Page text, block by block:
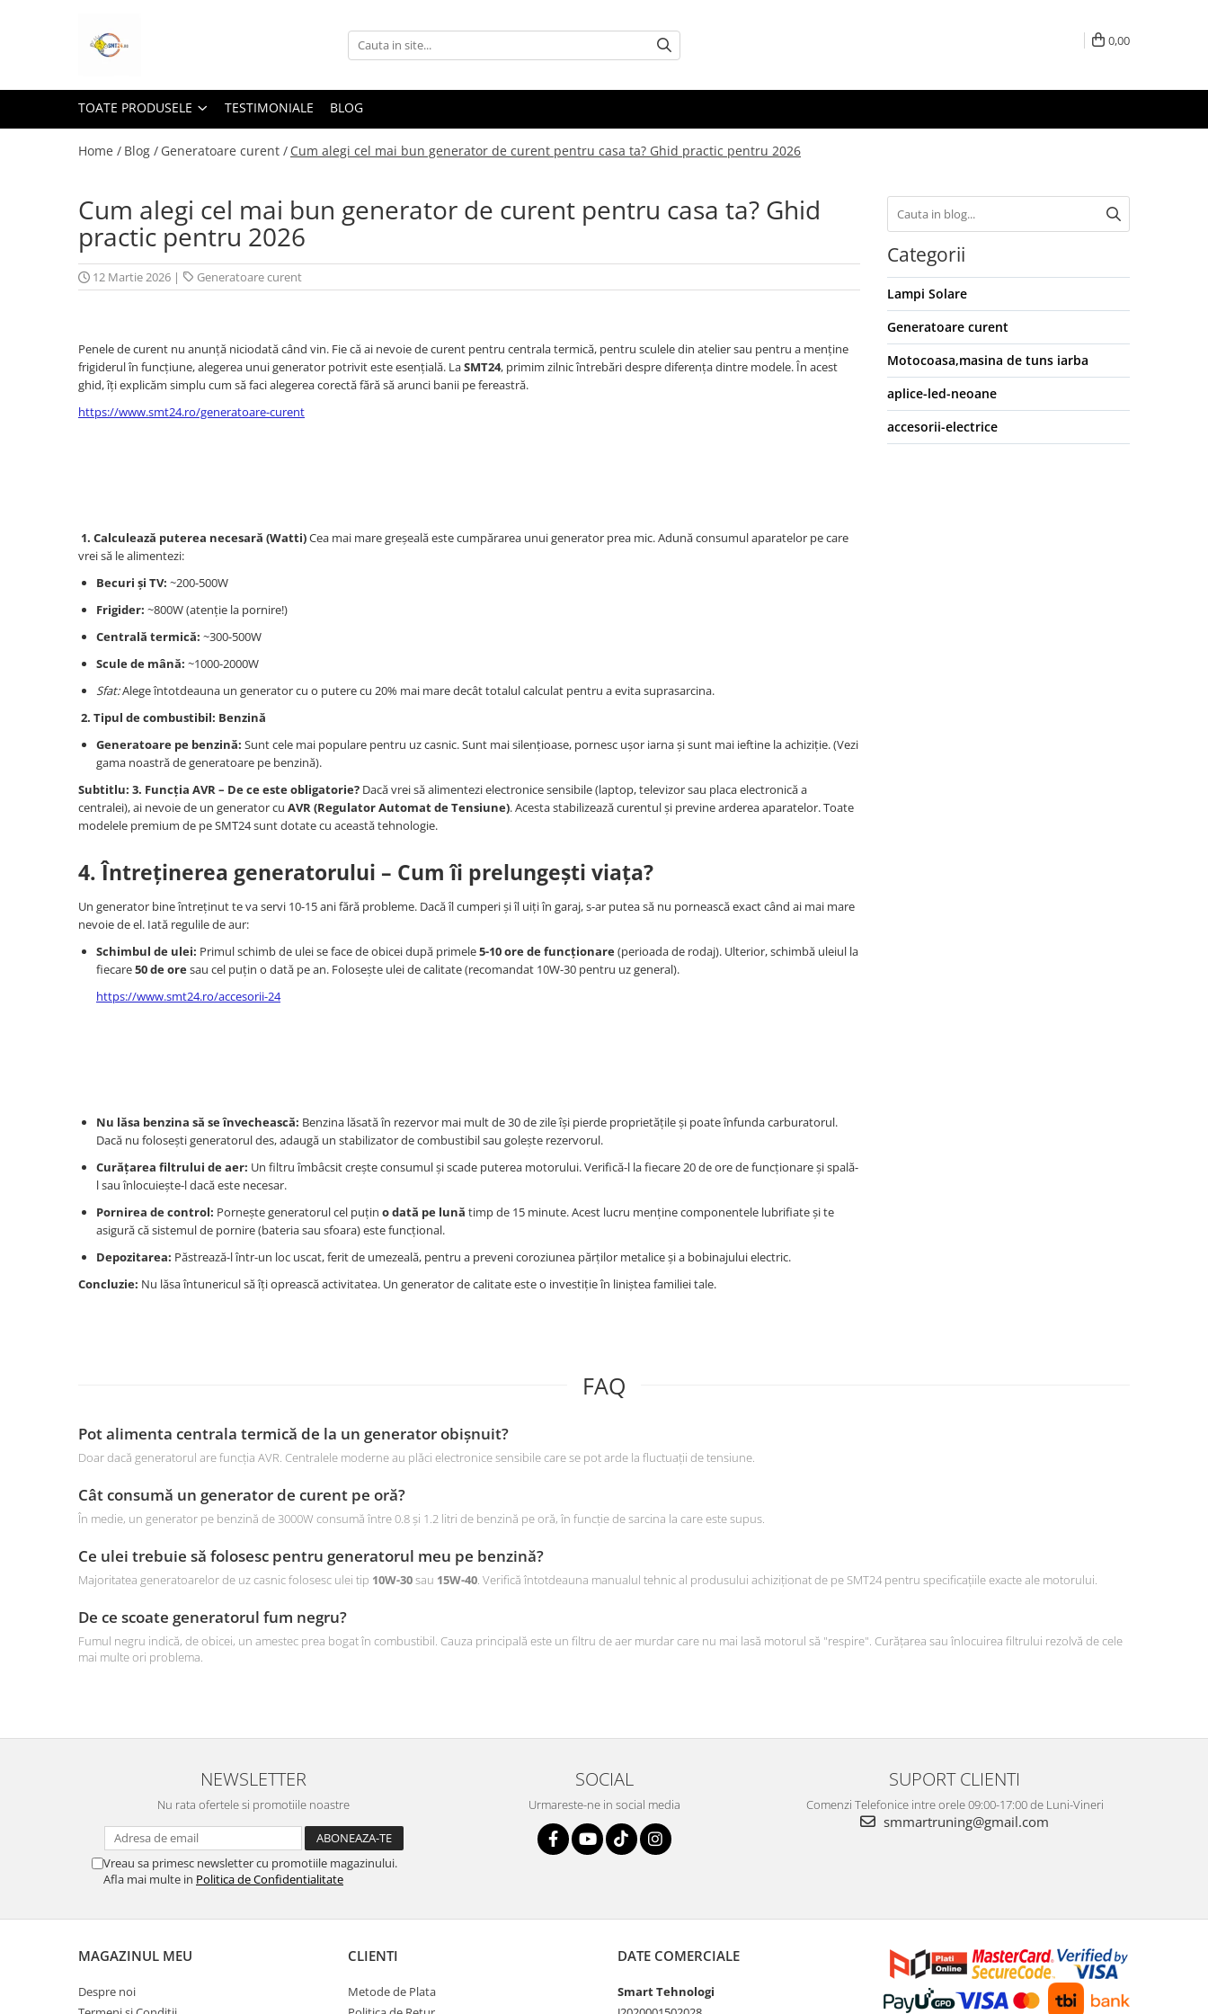
Toate Produsele
Accesorii Electrice
Lampi Solare Stradale
Lampi Stradale
Led Bar & Proiectoare Auto
Compresoare & Generatoare
Compresoare Aer
Consumabile,Accesorii
Cricuri Hidraulice Auto
Polizoare & Rotopercutoare &
Masini de Gaurit & Rotopercutoare
Polizoare&Flexuri
Rotopercutoare
Drujba & Motocoasa & Fierastrau &
Accesorii & Consumabile
Atomizoare & Motopompe
Electrocasnice
Gard Electric
MotoCoase & Masina de tuns iarba
Casa Gradina Bricolaj
Aparate De Sudura si Accesorii
Masca Sudura
0,00
TOATE PRODUSELE TESTIMONIALE BLOG
Home / Blog / Generatoare curent / Cum alegi cel mai bun generator de curent pentru casa ta? Ghid practic pentru 2026
Cum alegi cel mai bun generator de curent pentru casa ta? Ghid
practic pentru 2026
12 Martie 2026 | Generatoare curent
Penele de curent nu anunță niciodată când vin. Fie că ai nevoie de curent pentru centrala termică, pentru sculele din atelier sau pentru a menține
frigiderul în funcțiune, alegerea unui generator potrivit este esențială. LaSMT24, primim zilnic întrebări despre diferența dintre modele. În acest
ghid, îți explicăm simplu cum să faci alegerea corectă fără să arunci banii pe fereastră.
https://www.smt24.ro/generatoare-curent
1. Calculează puterea necesară (Watti)Cea mai mare greșeală este cumpărarea unui generator prea mic. Adună consumul aparatelor pe care
vrei să le alimentezi:
Becuri și TV: ~200-500W
Frigider: ~800W (atenție la pornire!)
Centrală termică: ~300-500W
Scule de mână: ~1000-2000W
Sfat:Alege întotdeauna un generator cu o putere cu 20% mai mare decât totalul calculat pentru a evita suprasarcina.
2. Tipul de combustibil: Benzină
Generatoare pe benzină: Sunt cele mai populare pentru uz casnic. Sunt mai silențioase, pornesc ușor iarna și sunt mai ieftine la achiziție. (Vezi
gama noastră de generatoare pe benzină).
Subtitlu: 3. Funcția AVR – De ce este obligatorie? Dacă vrei să alimentezi electronice sensibile (laptop, televizor sau placa electronică a
centralei), ai nevoie de un generator cu AVR (Regulator Automat de Tensiune). Acesta stabilizează curentul și previne arderea aparatelor. Toate
modelele premium de pe SMT24 sunt dotate cu această tehnologie.
4. Întreținerea generatorului – Cum îi prelungești viața?
Un generator bine întreținut te va servi 10-15 ani fără probleme. Dacă îl cumperi și îl uiți în garaj, s-ar putea să nu pornească exact când ai mai mare
nevoie de el. Iată regulile de aur:
Schimbul de ulei: Primul schimb de ulei se face de obicei după primele5-10 ore de funcționare(perioada de rodaj). Ulterior, schimbă uleiul la
fiecare50 de oresau cel puțin o dată pe an. Folosește ulei de calitate (recomandat 10W-30 pentru uz general).
https://www.smt24.ro/accesorii-24
Nu lăsa benzina să se învechească: Benzina lăsată în rezervor mai mult de 30 de zile își pierde proprietățile și poate înfunda carburatorul.
Dacă nu folosești generatorul des, adaugă un stabilizator de combustibil sau golește rezervorul.
Curățarea filtrului de aer: Un filtru îmbâcsit crește consumul și scade puterea motorului. Verifică-l la fiecare 20 de ore de funcționare și spală-
l sau înlocuiește-l dacă este necesar.
Pornirea de control: Pornește generatorul cel puțin o dată pe lună timp de 15 minute. Acest lucru menține componentele lubrifiate și te
asigură că sistemul de pornire (bateria sau sfoara) este funcțional.
Depozitarea: Păstrează-l într-un loc uscat, ferit de umezeală, pentru a preveni coroziunea părților metalice și a bobinajului electric.
Concluzie: Nu lăsa întunericul să îți oprească activitatea. Un generator de calitate este o investiție în liniștea familiei tale.
Categorii
Lampi Solare
Generatoare curent
Motocoasa,masina de tuns iarba
aplice-led-neoane
accesorii-electrice
FAQ
Pot alimenta centrala termică de la un generator obișnuit?
Doar dacă generatorul are funcția AVR. Centralele moderne au plăci electronice sensibile care se pot arde la fluctuații de tensiune.
Cât consumă un generator de curent pe oră?
În medie, un generator pe benzină de 3000W consumă între 0.8 și 1.2 litri de benzină pe oră, în funcție de sarcina la care este supus.
Ce ulei trebuie să folosesc pentru generatorul meu pe benzină?
Majoritatea generatoarelor de uz casnic folosesc ulei tip 10W-30sau 15W-40. Verifică întotdeauna manualul tehnic al produsului achiziționat de pe SMT24 pentru specificațiile exacte ale motorului.
De ce scoate generatorul fum negru?
Fumul negru indică, de obicei, un amestec prea bogat în combustibil. Cauza principală este un filtru de aer murdar care nu mai lasă motorul să "respire". Curățarea sau înlocuirea filtrului rezolvă de cele
mai multe ori problema.
NEWSLETTER
Nu rata ofertele si promotiile noastre
Vreau sa primesc newsletter cu promotiile magazinului.
Afla mai multe in Politica de Confidentialitate
SOCIAL
Urmareste-ne in social media
SUPORT CLIENTI
Comenzi Telefonice intre orele 09:00-17:00 de Luni-Vineri
smmartruning@gmail.com
MAGAZINUL MEU
Despre noi
CLIENTI
Metode de Plata
DATE COMERCIALE
Smart Tehnologi